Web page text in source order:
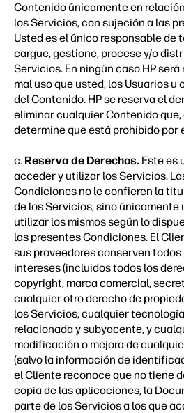
Contenido únicamente en
los Servicios, con sujeción a las
Usted es el único responsable de
cargue, gestione, procese y/o
Servicios. En ningún caso HP
mal uso que usted, los Usuarios u
del Contenido. HP se reserva el
eliminar cualquier Contenido
determine que está prohibido por
c. Reserva de Derechos. Este es
acceder y utilizar los Servicios.
Condiciones no le confieren la
de los Servicios, sino únicamente
utilizar los mismos según lo
las presentes Condiciones. El
sus proveedores conserven
intereses (incluidos todos los
copyright, marca comercial,
cualquier otro derecho de
los Servicios, cualquier
relacionada y subyacente, y
modificación o mejora de
(salvo la información de
el Cliente reconoce que no tiene
copia de las aplicaciones, la
parte de los Servicios a los que